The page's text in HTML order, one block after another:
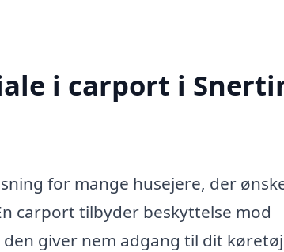
i carport i
for mange husejere, der
carport tilbyder beskyttelse mod
giver nem adgang til dit